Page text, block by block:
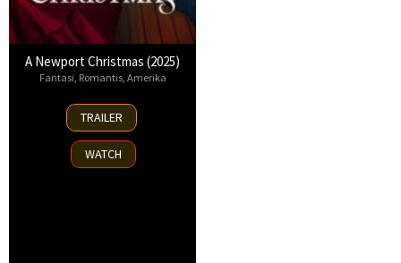
A Newport Christmas (2025)
Fantasi Romantis, Amerika
2
Nov
2025
TRAILER
WATCH